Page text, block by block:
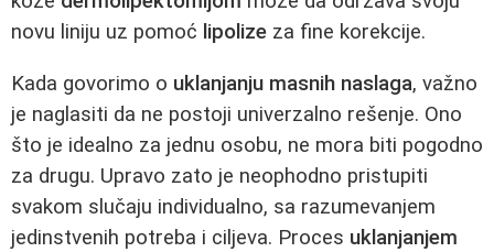
novu liniju uz pomoć lipolize za fine korekcije.
Kada govorimo o uklanjanju masnih naslaga, važno
je naglasiti da ne postoji univerzalno rešenje. Ono
što je idealno za jednu osobu, ne mora biti pogodno
za drugu. Upravo zato je neophodno pristupiti
svakom slučaju individualno, sa razumevanjem
jedinstvenih potreba i ciljeva. Proces uklanjanjem